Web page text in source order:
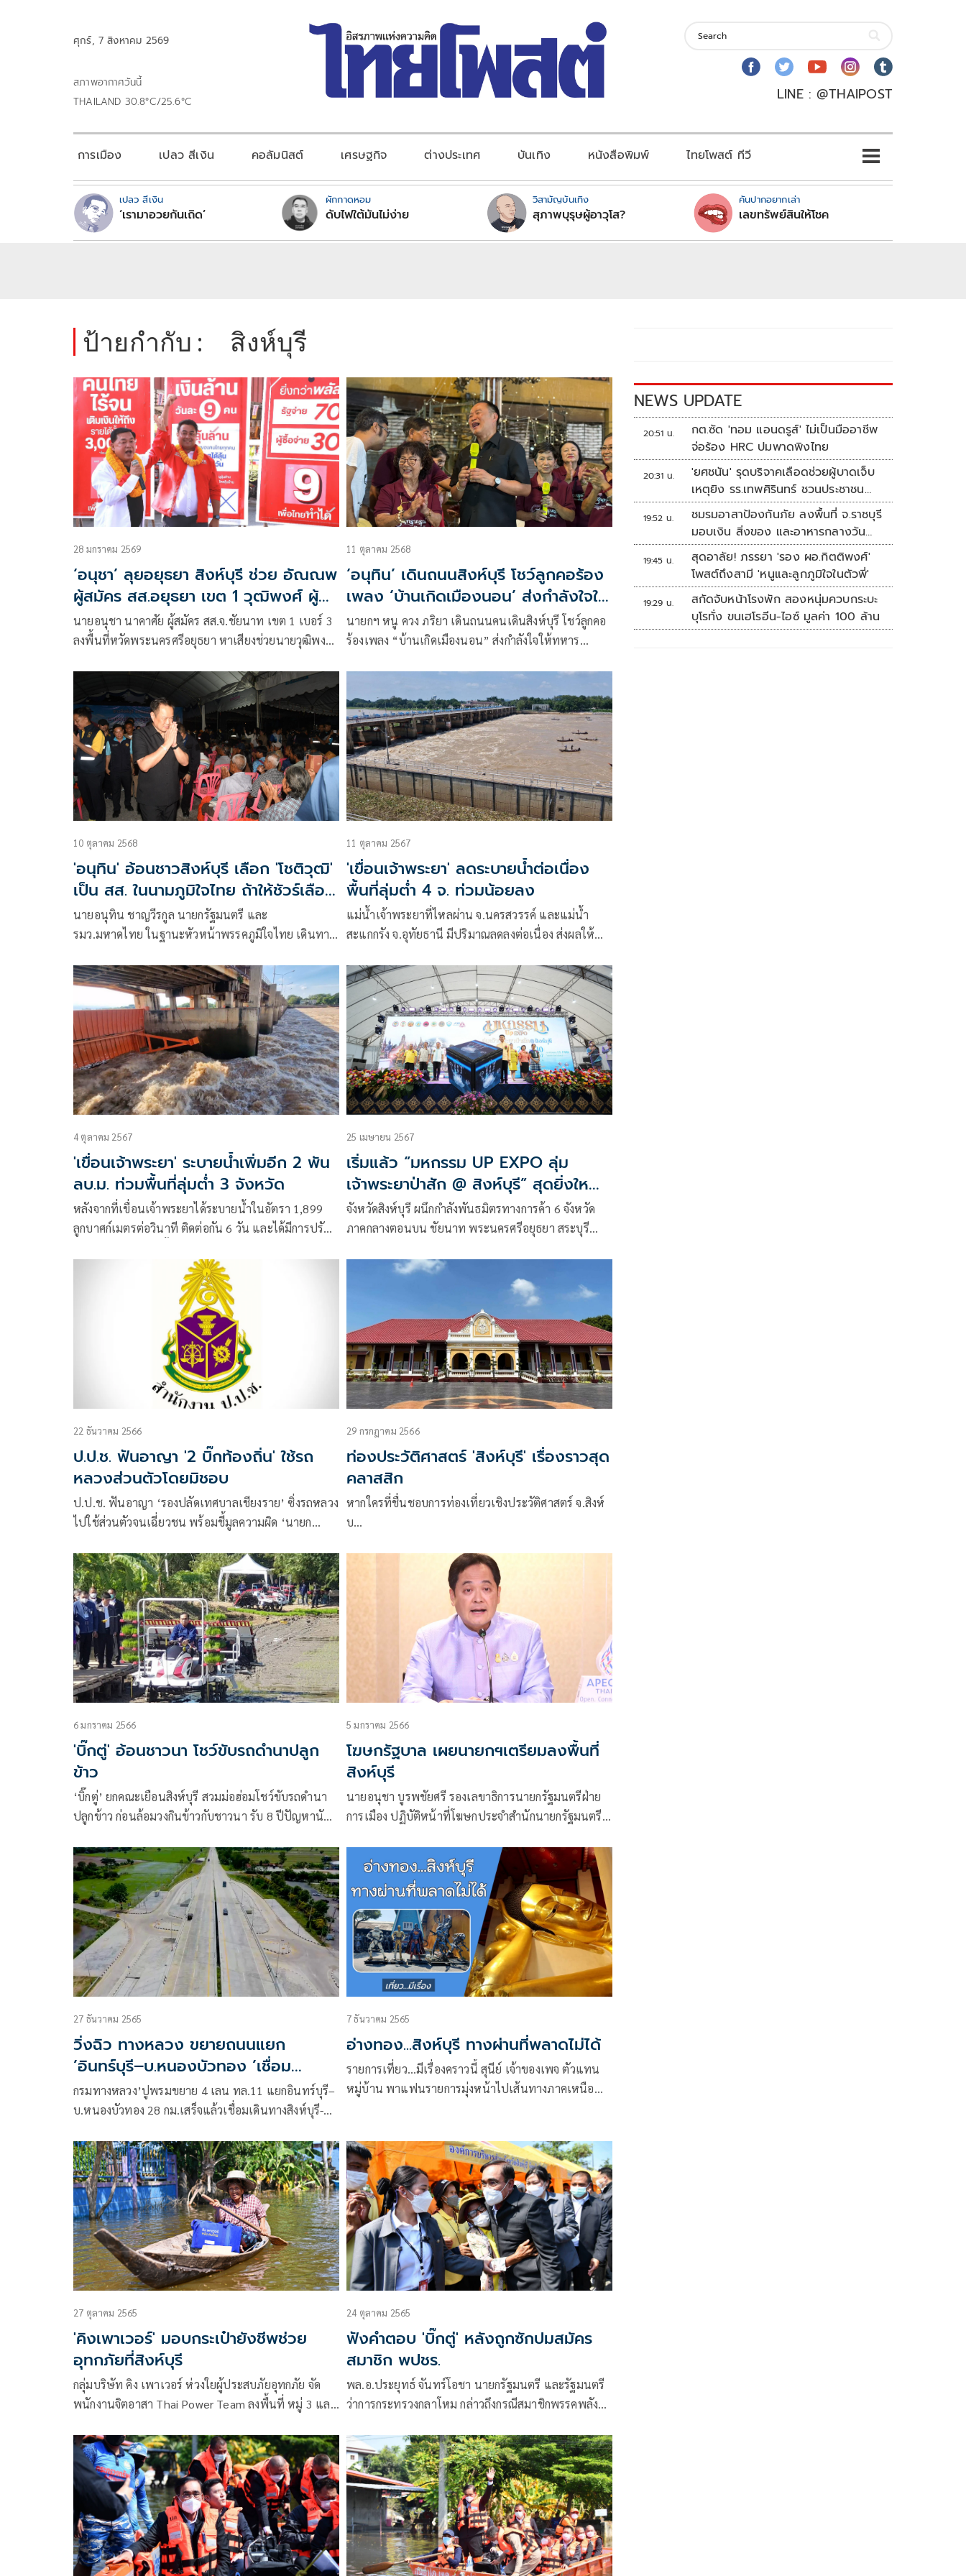
ศุกร์, 7 สิงหาคม 2569
สภาพอากาศวันนี้
THAILAND 30.8°C/25.6°C
LINE : @THAIPOST
การเมือง เปลว สีเงิน คอลัมนิสต์ เศรษฐกิจ ต่างประเทศ บันเทิง หนังสือพิมพ์ ไทยโพสต์ ทีวี
เปลว สีเงิน
‘เรามาอวยกันเถิด’
ผักกาดหอม
ดับไฟใต้มันไม่ง่าย
วิสามัญบันเทิง
สุภาพบุรุษผู้อาวุโส?
คันปากอยากเล่า
เลขทรัพย์สินให้โชค
ป้ายกำกับ : สิงห์บุรี
28 มกราคม 2569
‘อนุชา’ ลุยอยุธยา สิงห์บุรี ช่วย อัณณพ
ผู้สมัคร สส.อยุธยา เขต 1 วุฒิพงศ์ ผู้
สมัคร สส.อยุธยา เขต 2 และนัฐยุทธ ผู้
สมัครสส.สิงห์บุรี เขต 1 ประชาชนในพื้นที่
สานต่อนโยบายพรรคเพื่อไทย
นายอนุชา นาคาศัย ผู้สมัคร สส.จ.ชัยนาท เขต 1 เบอร์ 3
ลงพื้นที่หวัดพระนครศรีอยุธยา หาเสียงช่วยนายวุฒิพงศ์
จำนวน 2 จุด ที่บริเวณ วัดเขียนลาย ต.บ้านแพรก
อ.บ้านแพรก ละวัดจันทร์ ต.บางพระครู อ.นครหลวง ซึ่ง
เป็นบ้านเกิดของผู้สมัคร และได้รับการตอบรับจากพี่น้อง
ประชาชนในพื้นที่เป็นอย่างดี
11 ตุลาคม 2568
‘อนุทิน’ เดินถนนสิงห์บุรี โชว์ลูกคอร้อง
เพลง ‘บ้านเกิดเมืองนอน’ ส่งกำลังใจให้
ทหาร
นายกฯ หนู ควง ภริยา เดินถนนคนเดินสิงห์บุรี โชว์ลูกคอ
ร้องเพลง “บ้านเกิดเมืองนอน” ส่งกำลังใจให้ทหาร
พร้อมสวมบท “เชฟหนู” ผัดข้าวคลุกกะปิจาน ทอง – ผัด
เม็ดมะม่วง
10 ตุลาคม 2568
'อนุทิน' อ้อนชาวสิงห์บุรี เลือก 'โชติวุฒิ'
เป็น สส. ในนามภูมิใจไทย ถ้าให้ชัวร์เลือก
ผมเป็นนายกฯอีก
นายอนุทิน ชาญวีรกูล นายกรัฐมนตรี และ
รมว.มหาดไทย ในฐานะหัวหน้าพรรคภูมิใจไทย เดินทาง
ประชาชน โดย นายอนุทิน กล่าวว่า ที่ผ่านมาตนมา
จังหวัดสิงห์บุรีแค่แวะมาทานข้าว
11 ตุลาคม 2567
'เขื่อนเจ้าพระยา' ลดระบายน้ำต่อเนื่อง
พื้นที่ลุ่มต่ำ 4 จ. ท่วมน้อยลง
แม่น้ำเจ้าพระยาที่ไหลผ่าน จ.นครสวรรค์ และแม่น้ำ
สะแกกรัง จ.อุทัยธานี มีปริมาณลดลงต่อเนื่อง ส่งผลให้
4 ตุลาคม 2567
'เขื่อนเจ้าพระยา' ระบายน้ำเพิ่มอีก 2 พัน
ลบ.ม. ท่วมพื้นที่ลุ่มต่ำ 3 จังหวัด
หลังจากที่เขื่อนเจ้าพระยาได้ระบายน้ำในอัตรา 1,899
ลูกบาศก์เมตรต่อวินาที ติดต่อกัน 6 วัน และได้มีการปรับ
25 เมษายน 2567
เริ่มแล้ว “มหกรรม UP EXPO ลุ่ม
เจ้าพระยาป่าสัก @ สิงห์บุรี” สุดยิ่งใหญ่
คัดสรรสุดยอดสินค้าลุ่มเจ้าพระยาป่าสัก
กว่า 160 ร้านค้า มาที่เดียวเที่ยวได้ 6
จังหวัดสิงห์บุรี ผนึกกำลังพันธมิตรทางการค้า 6 จังหวัด
ภาคกลางตอนบน ชัยนาท พระนครศรีอยุธยา สระบุรี
ลุ่มเจ้าพระยาป่าสัก @ สิงห์บุรี” ชวน ช้อป ชิม ชม สินค้า
22 ธันวาคม 2566
ป.ป.ช. ฟันอาญา '2 บิ๊กท้องถิ่น' ใช้รถ
หลวงส่วนตัวโดยมิชอบ
ป.ป.ช. ฟันอาญา ‘รองปลัดเทศบาลเชียงราย’ ซิ่งรถหลวง
ไปใช้ส่วนตัวจนเฉี่ยวชน พร้อมชี้มูลความผิด ‘นายก
29 กรกฎาคม 2566
ท่องประวัติศาสตร์ 'สิงห์บุรี' เรื่องราวสุด
คลาสสิก
หากใครที่ชื่นชอบการท่องเที่ยวเชิงประวัติศาสตร์ จ.สิงห์
บ…
6 มกราคม 2566
'บิ๊กตู่' อ้อนชาวนา โชว์ขับรถดำนาปลูก
ข้าว
‘บิ๊กตู่’ ยกคณะเยือนสิงห์บุรี สวมม่อฮ่อมโชว์ขับรถดำนา
ปลูกข้าว ก่อนล้อมวงกินข้าวกับชาวนา รับ 8 ปีปัญหานับ
ไทย
5 มกราคม 2566
โฆษกรัฐบาล เผยนายกฯเตรียมลงพื้นที่
สิงห์บุรี
นายอนุชา บูรพชัยศรี รองเลขาธิการนายกรัฐมนตรีฝ่าย
การเมือง ปฏิบัติหน้าที่โฆษกประจำสำนักนายกรัฐมนตรี
27 ธันวาคม 2565
วิ่งฉิว ทางหลวง ขยายถนนแยก
’อินทร์บุรี–บ.หนองบัวทอง ’เชื่อม
สิงห์บุรี-นครสวรรค์
กรมทางหลวง’ปูพรมขยาย 4 เลน ทล.11 แยกอินทร์บุรี–
บ.หนองบัวทอง 28 กม.เสร็จแล้วเชื่อมเดินทางสิงห์บุรี-
ภูมิภาคลุ่มแม่น้ำโขง
7 ธันวาคม 2565
อ่างทอง...สิงห์บุรี ทางผ่านที่พลาดไม่ได้
รายการเที่ยว…มีเรื่องคราวนี้ สุนีย์ เจ้าของเพจ ตัวแทน
หมู่บ้าน พาแฟนรายการมุ่งหน้าไปเส้นทางภาคเหนือ
27 ตุลาคม 2565
'คิงเพาเวอร์' มอบกระเป๋ายังชีพช่วย
อุทกภัยที่สิงห์บุรี
กลุ่มบริษัท คิง เพาเวอร์ ห่วงใยผู้ประสบภัยอุทกภัย จัด
พนักงานจิตอาสา Thai Power Team ลงพื้นที่ หมู่ 3 และ
24 ตุลาคม 2565
ฟังคำตอบ 'บิ๊กตู่' หลังถูกซักปมสมัคร
สมาชิก พปชร.
พล.อ.ประยุทธ์ จันทร์โอชา นายกรัฐมนตรี และรัฐมนตรี
ว่าการกระทรวงกลาโหม กล่าวถึงกรณีสมาชิกพรรคพลัง
ประชารัฐ
NEWS UPDATE
20:51 น.
กต.ซัด 'ทอม แอนดรูส์' ไม่เป็นมืออาชีพ
จ่อร้อง HRC ปมพาดพิงไทย
20:31 น.
'ยศชนัน' รุดบริจาคเลือดช่วยผู้บาดเจ็บ
เหตุยิง รร.เทพศิรินทร์ ชวนประชาชน
ร่วมบริจาค
19:52 น.
ชมรมอาสาป้องกันภัย ลงพื้นที่ จ.ราชบุรี
มอบเงิน สิ่งของ และอาหารกลางวัน
แก่โรงเรียนบ้านหนองน้ำใส
19:45 น.
สุดอาลัย! ภรรยา 'รอง ผอ.กิตติพงศ์'
โพสต์ถึงสามี 'หนูและลูกภูมิใจในตัวพี่'
19:29 น.
สกัดจับหน้าโรงพัก สองหนุ่มควบกระบะ
บุโรทั่ง ขนเฮโรอีน-ไอซ์ มูลค่า 100 ล้าน